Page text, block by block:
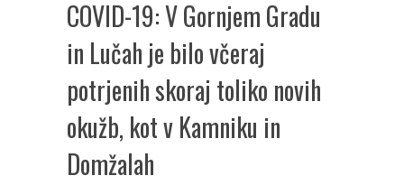
COVID-19: V Gornjem Gradu
in Lučah je bilo včeraj
potrjenih skoraj toliko novih
okužb, kot v Kamniku in
Domžalah